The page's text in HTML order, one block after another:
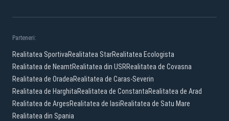
Parteneri:
Realitatea SportivaRealitatea StarRealitatea Ecologista
Realitatea de NeamtRealitatea din USRRealitatea de Covasna
Realitatea de OradeaRealitatea de Caras-Severin
Realitatea de HarghitaRealitatea de ConstantaRealitatea de Arad
Realitatea de ArgesRealitatea de IasiRealitatea de Satu Mare
Realitatea din Spania